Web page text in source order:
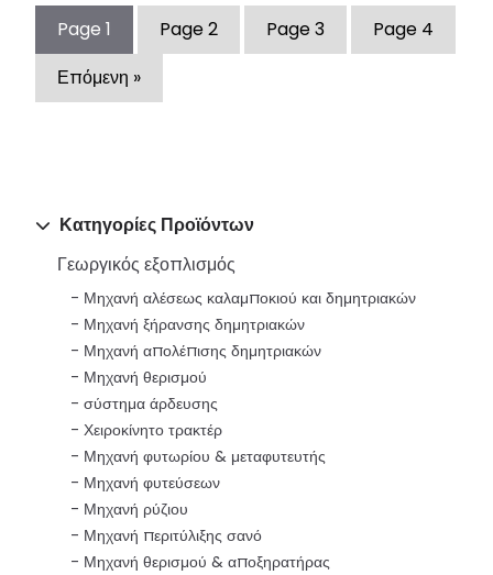
Κατηγορίες Προϊόντων
Γεωργικός εξοπλισμός
Μηχανή αλέσεως καλαμποκιού και δημητριακών
Μηχανή ξήρανσης δημητριακών
Μηχανή απολέπισης δημητριακών
Μηχανή θερισμού
σύστημα άρδευσης
Χειροκίνητο τρακτέρ
Μηχανή φυτωρίου & μεταφυτευτής
Μηχανή φυτεύσεων
Μηχανή ρύζιου
Μηχανή περιτύλιξης σανό
Μηχανή θερισμού & αποξηρατήρας
Page 1 Page2 Page3 Page 4
Επόμενη »